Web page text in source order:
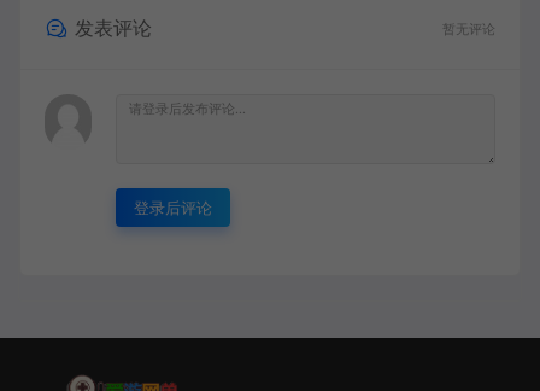
发表评论 暂无评论
登录后评论